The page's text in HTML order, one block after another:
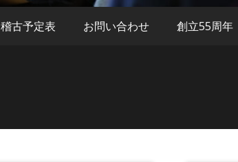
稽古予定表 お問い合わせ 創立55周年